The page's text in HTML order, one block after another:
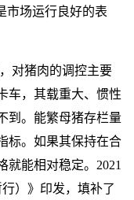
市场运行良好的表
对猪肉的调控主要
车，其载重大、惯性
到。能繁母猪存栏量
标。如果其保持在合
就能相对稳定。2021
）》印发，填补了